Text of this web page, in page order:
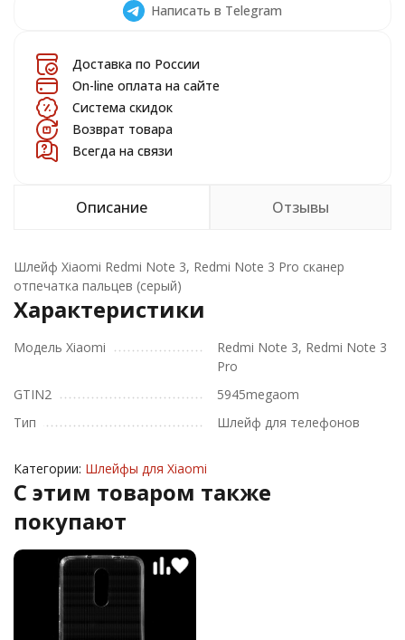
Написать в Telegram
Доставка по России
On-line оплата на сайте
Система скидок
Возврат товара
Всегда на связи
Описание Отзывы
Шлейф Xiaomi Redmi Note 3, Redmi Note 3 Pro сканер
отпечатка пальцев (серый)
Характеристики
Модель Xiaomi
Redmi Note 3, Redmi Note 3
Pro
GTIN2
5945megaom
Тип
Шлейф для телефонов
Категории: Шлейфы для Xiaomi
C этим товаром также
покупают